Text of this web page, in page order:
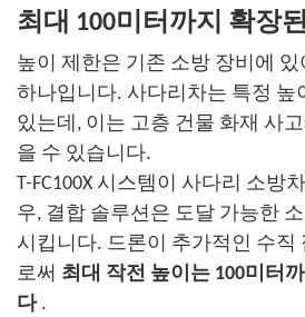
최대 100미터까지 확장
높이 제한은 기존 소방 장비에
하나입니다. 사다리차는 특정 높
있는데, 이는 고층 건물 화재 사
을 수 있습니다.
T-FC100X 시스템이 사다리 소방
우, 결합 솔루션은 도달 가능한
시킵니다. 드론이 추가적인 수직
로써 최대 작전 높이는 100미터
다.